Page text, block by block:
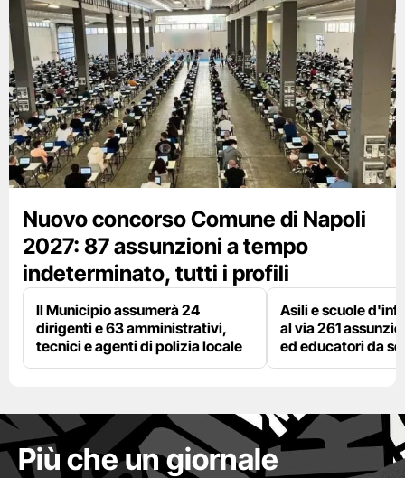
Nuovo concorso Comune di Napoli
2027: 87 assunzioni a tempo
indeterminato, tutti i profili
Il Municipio assumerà 24
dirigenti e 63 amministrativi,
tecnici e agenti di polizia locale
Asili e scuole
al via 261
ed educatori da
Più che un giornale